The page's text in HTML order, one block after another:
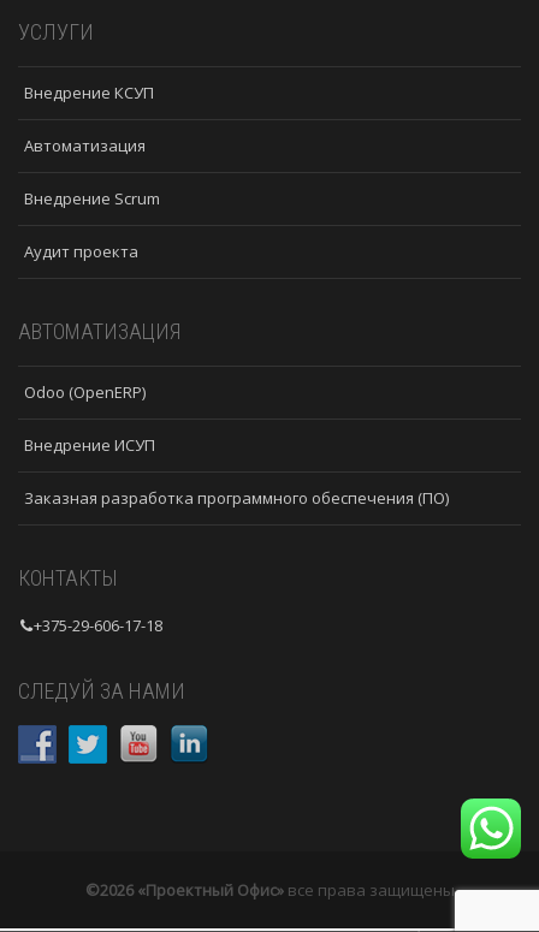
УСЛУГИ
Внедрение КСУП
Автоматизация
Внедрение Scrum
Аудит проекта
АВТОМАТИЗАЦИЯ
Odoo (OpenERP)
Внедрение ИСУП
Заказная разработка программного обеспечения (ПО)
КОНТАКТЫ
+375-29-606-17-18
СЛЕДУЙ ЗА НАМИ
©2026 «Проектный Офис»все права защищены